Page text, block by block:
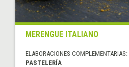
MERENGUE ITALIANO
ELABORACIONES COMPLEMENTARIAS:
PASTELERÍA